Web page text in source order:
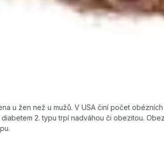
u žen než u mužů. V USA činí počet
2. typu trpí nadváhou či obezitou.